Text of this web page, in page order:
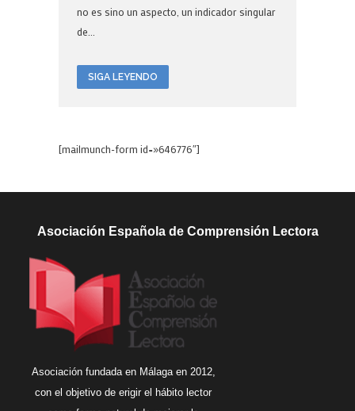
no es sino un aspecto, un indicador singular
de...
SIGA LEYENDO
[mailmunch-form id=»646776″]
Asociación Española de Comprensión Lectora
Asociación fundada en Málaga en 2012,
con el objetivo de erigir el hábito lector